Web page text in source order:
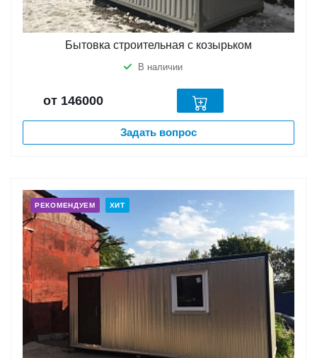
Бытовка строительная с козырьком
В наличии
от 146000
Задать вопрос
РЕКОМЕНДУЕМ ХИТ